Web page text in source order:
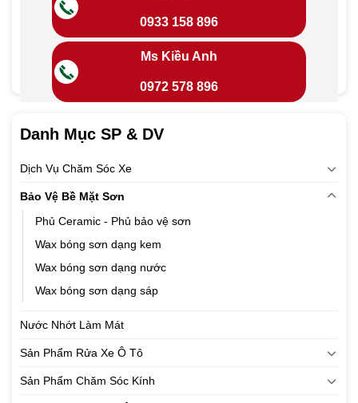
0933 158 896
Ms Kiều Anh
0972 578 896
Danh Mục SP & DV
Dịch Vụ Chăm Sóc Xe
Bảo Vệ Bề Mặt Sơn
Phủ Ceramic - Phủ bảo vệ sơn
Wax bóng sơn dạng kem
Wax bóng sơn dạng nước
Wax bóng sơn dạng sáp
Nước Nhớt Làm Mát
Sản Phẩm Rửa Xe Ô Tô
Sản Phẩm Chăm Sóc Kính